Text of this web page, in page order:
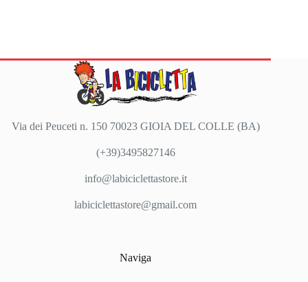
Via dei Peuceti n. 150 70023 GIOIA DEL COLLE (BA)
(+39)3495827146
info@labiciclettastore.it
labiciclettastore@gmail.com
Naviga